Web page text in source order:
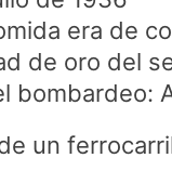
era de
de oro del
bombardeo:
un